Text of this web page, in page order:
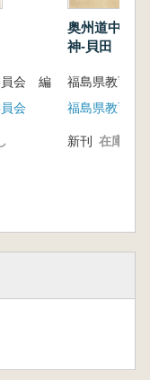
員会 編
会
奥州道中 白坂境明
神-貝田
福島県教育
福島県教育委
新刊 在庫なし